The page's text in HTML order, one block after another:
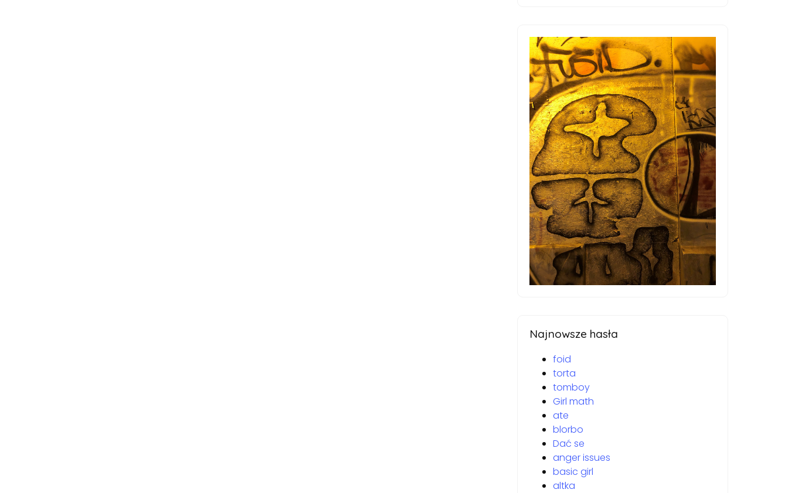
Najnowsze hasła
foid
torta
tomboy
Girl math
ate
blorbo
Dać se
anger issues
basic girl
altka